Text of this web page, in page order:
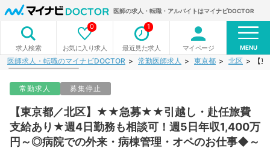
医師の求人・転職・アルバイトはマイナビDOCTOR
求人検索 お気に入り求人
0
最近見た求人
1
マイページ MENU
医師求人・転職のマイナビDOCTOR 常勤医師求人 東京都 北区 【
常勤求人 募集停止
【東京都／北区】★★急募★★引越し・赴任旅費
支給あり★週4日勤務も相談可！週5日年収1,400万
円～◎病院での外来・病棟管理・オペのお仕事◆～